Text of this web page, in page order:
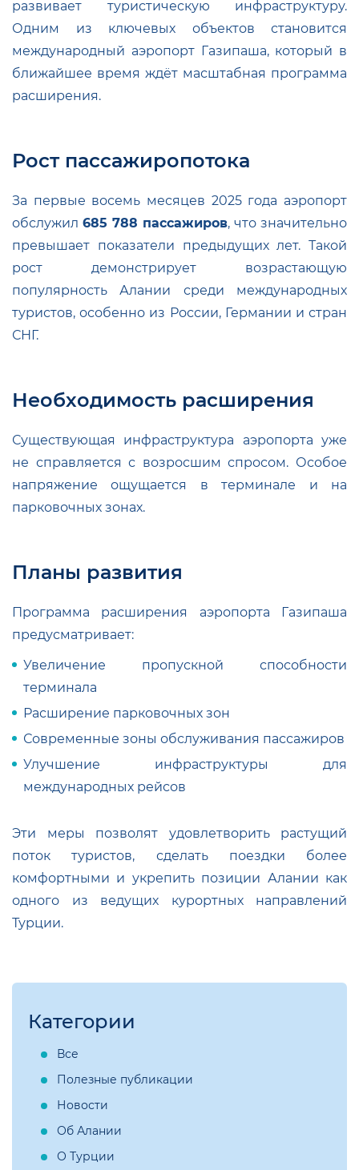
развивает туристическую инфраструктуру.
Одним из ключевых объектов становится
международный аэропорт Газипаша, который в
ближайшее время ждёт масштабная программа
расширения.
Рост пассажиропотока
За первые восемь месяцев 2025 года аэропорт
обслужил 685 788 пассажиров, что значительно
превышает показатели предыдущих лет. Такой
рост демонстрирует возрастающую
популярность Алании среди международных
туристов, особенно из России, Германии и стран
СНГ.
Необходимость расширения
Существующая инфраструктура аэропорта уже
не справляется с возросшим спросом. Особое
напряжение ощущается в терминале и на
парковочных зонах.
Планы развития
Программа расширения аэропорта Газипаша
предусматривает:
Увеличение пропускной способности
терминала
Расширение парковочных зон
Современные зоны обслуживания пассажиров
Улучшение инфраструктуры для
международных рейсов
Эти меры позволят удовлетворить растущий
поток туристов, сделать поездки более
комфортными и укрепить позиции Алании как
одного из ведущих курортных направлений
Турции.
Категории
Все
Полезные публикации
Новости
Об Алании
О Турции